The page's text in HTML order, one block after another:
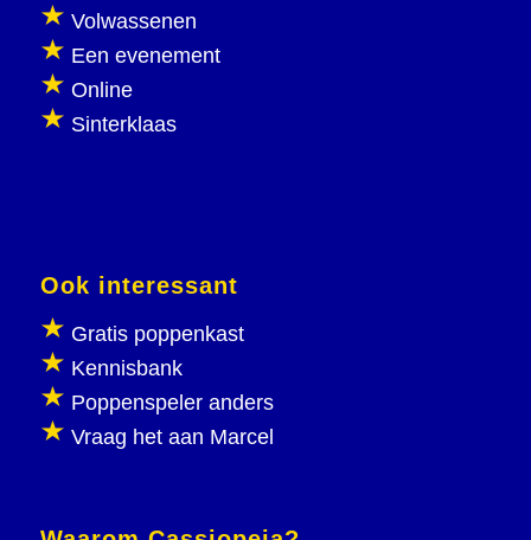
Volwassenen
Een evenement
Online
Sinterklaas
Ook interessant
Gratis poppenkast
Kennisbank
Poppenspeler anders
Vraag het aan Marcel